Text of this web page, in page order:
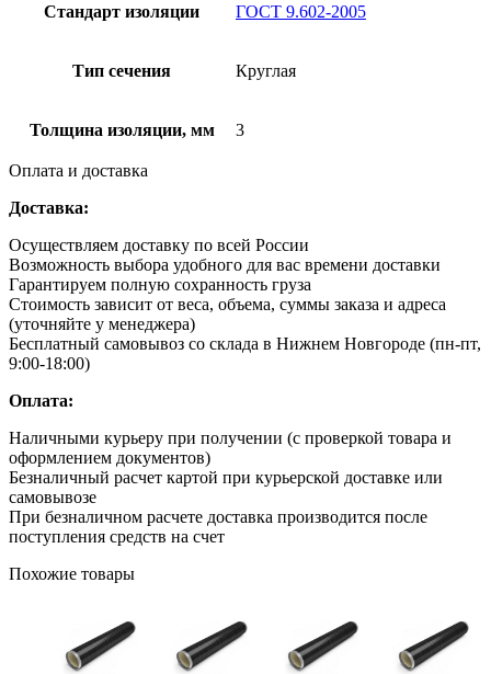
Стандарт изоляции ГОСТ 9.602-2005
Тип сечения Круглая
Толщина изоляции, мм 3
Оплата и доставка
Доставка:
Осуществляем доставку по всей России
Возможность выбора удобного для вас времени доставки
Гарантируем полную сохранность груза
Стоимость зависит от веса, объема, суммы заказа и адреса
(уточняйте у менеджера)
Бесплатный самовывоз со склада в Нижнем Новгороде (пн-пт,
9:00-18:00)
Оплата:
Наличными курьеру при получении (с проверкой товара и
оформлением документов)
Безналичный расчет картой при курьерской доставке или
самовывозе
При безналичном расчете доставка производится после
поступления средств на счет
Похожие товары